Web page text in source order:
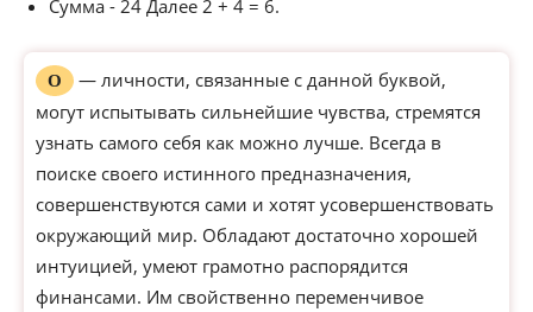
Сумма - 24 Далее 2 + 4 = 6.
О
— личности, связанные с данной буквой,
могут испытывать сильнейшие чувства, стремятся
узнать самого себя как можно лучше. Всегда в
поиске своего истинного предназначения,
совершенствуются сами и хотят усовершенствовать
окружающий мир. Обладают достаточно хорошей
интуицией, умеют грамотно распорядится
финансами. Им свойственно переменчивое